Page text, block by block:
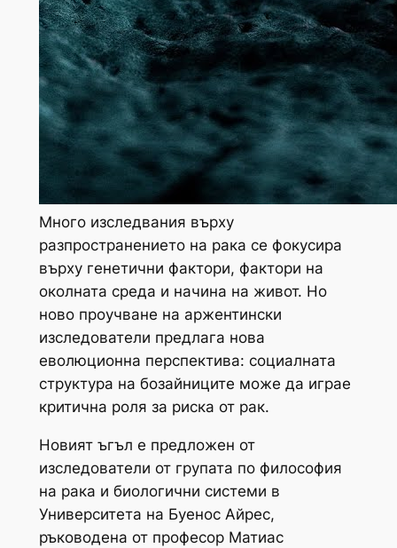
Много изследвания върху
разпространението на рака се фокусира
върху генетични фактори, фактори на
околната среда и начина на живот. Но
ново проучване на аржентински
изследователи предлага нова
еволюционна перспектива: социалната
структура на бозайниците може да играе
критична роля за риска от рак.
Новият ъгъл е предложен от
изследователи от групата по философия
на рака и биологични системи в
Университета на Буенос Айрес,
ръководена от професор Матиас